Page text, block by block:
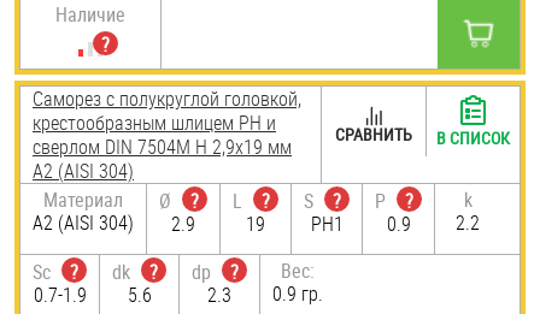
Наличие
Саморез с полукруглой головкой,
крестообразным шлицем PH и
сверлом DIN 7504M H 2,9х19 мм
А2 (AISI 304)
Материал
А2 (AISI 304)
Ø
?
2.9
L
?
19
S
?
PH1
P
?
0.9
k
2.2
Sc
?
0.7-1.9
dk
?
5.6
dp
?
2.3
Вес:
0.9 гр.
СРАВНИТЬ В СПИСОК